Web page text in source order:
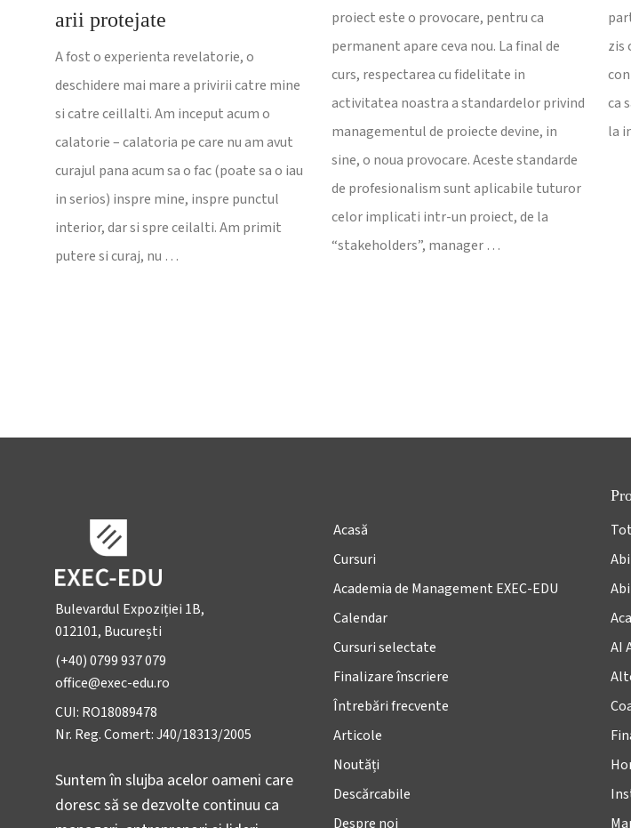
arii protejate
A fost o experienta revelatorie, o
deschidere mai mare a privirii catre mine
si catre ceillalti. Am inceput acum o
calatorie – calatoria pe care nu am avut
curajul pana acum sa o fac (poate sa o iau
in serios) inspre mine, inspre punctul
interior, dar si spre ceilalti. Am primit
putere si curaj, nu …
proiect este o provocare, pentru ca
permanent apare ceva nou. La final de
curs, respectarea cu fidelitate in
activitatea noastra a standardelor privind
managementul de proiecte devine, in
sine, o noua provocare. Aceste standarde
de profesionalism sunt aplicabile tuturor
celor implicati intr-un proiect, de la
“stakeholders”, manager …
zis
ca
la
Bulevardul Expoziției 1B,
012101, București
(+40) 0799 937 079
office@exec-edu.ro
CUI: RO18089478
Nr. Reg. Comert: J40/18313/2005
Suntem în slujba acelor oameni care
doresc să se dezvolte continuu ca
Acasă
Cursuri
Academia de Management EXEC-EDU
Calendar
Cursuri selectate
Finalizare înscriere
Întrebări frecvente
Articole
Noutăți
Descărcabile
Despre noi
Tot
AI